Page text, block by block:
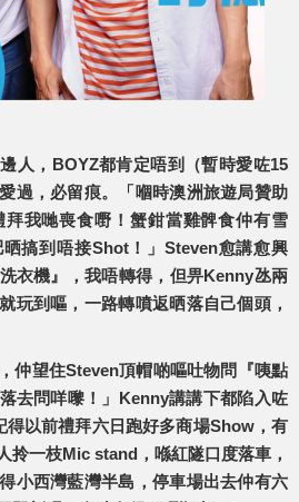
人，BOYZ都肯定唔到（暫時愛咗15
過，必留痕。「嗰時澳洲旅遊局贊助
我哋喪食嘢！蟹鉗當雞髀食仲有雪
搞到唔接Shot！」Steven愈講愈興
衣機』，我唔轉得，但畀Kenny氹兩
玩到嘔，一路轉噴返晒落自己個頭，
仲望住Steven頂帽啲嘔吐物問『咦點
去問咩嚟！」Kenny講講下都陷入咗
得以前禮拜六日跑好多商場Show，有
拎一枝Mic stand，喺紅隧口度落車，
小西灣藍灣半島，停車場出去仲有六